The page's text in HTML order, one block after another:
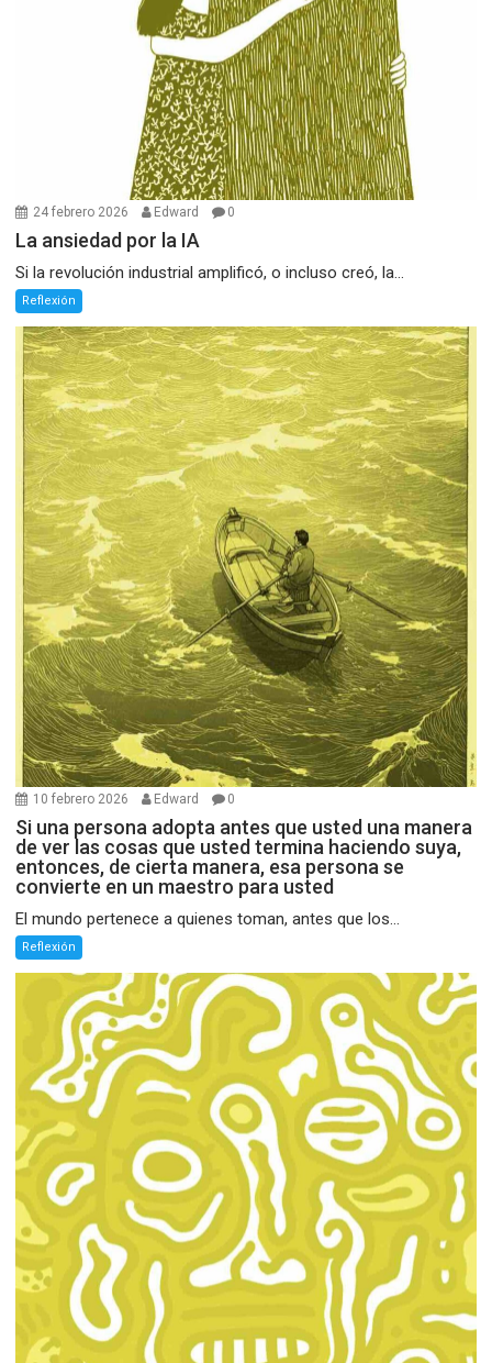
24 febrero 2026 Edward 0
La ansiedad por la IA
Si la revolución industrial amplificó, o incluso creó, la...
Reflexión
10 febrero 2026 Edward 0
Si una persona adopta antes que usted una manera
de ver las cosas que usted termina haciendo suya,
entonces, de cierta manera, esa persona se
convierte en un maestro para usted
El mundo pertenece a quienes toman, antes que los...
Reflexión